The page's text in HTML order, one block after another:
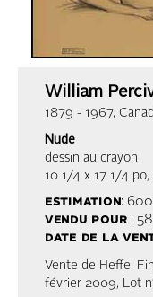
William
1879 - 1967,
Nude
dessin au crayon
10 1/4 x 17 1/4
estimation:
vendu pour :
date de la
Vente de Heffel
février 2009, Lot